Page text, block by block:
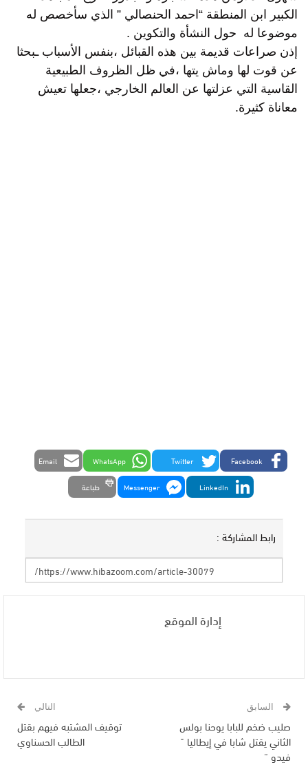
الكبير ابن المنطقة “احمد الحنصالي ” الذي سأخصص له
موضوعا له حول النشأة والتكوين .
إذن صراعات قديمة بين هذه القبائل ،بنفس الأسباب ـبحثا
عن قوت لها وماش يتها ،في ظل الظروف الطبيعية
القاسية التي عزلتها عن العالم الخارجي ،جعلها تعيش
معاناة كثيرة.
Facebook
Twitter
WhatsApp
Email
LinkedIn
Messenger طباعة
رابط المشاركة :
إدارة الموقع
السابق
صليب ضخم للبابا يوحنا بولس
الثاني يقتل شابا في إيطاليا ”
فيدو “
التالي
توقيف المشتبه فيهم بقتل
الطالب الحسناوي